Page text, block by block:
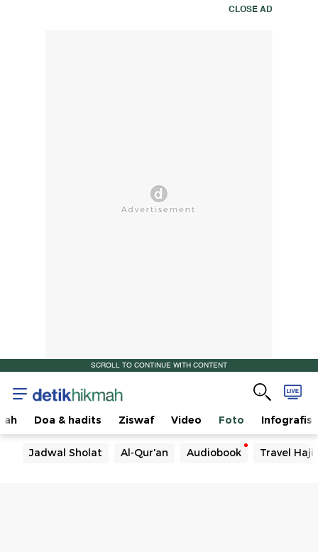
CLOSE AD
SCROLL TO CONTINUE WITH CONTENT
Doa & hadits Ziswaf Video Foto Infografis
Jadwal Sholat Al-Qur'an Audiobook Travel Haji